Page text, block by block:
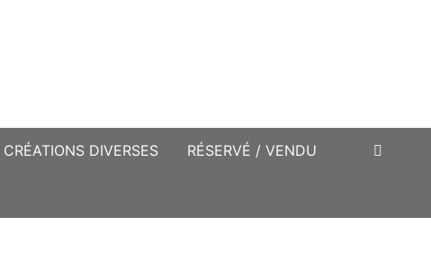
CRÉATIONS DIVERSES RÉSERVÉ / VENDU